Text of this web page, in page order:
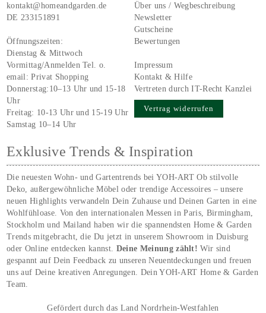
kontakt@homeandgarden.de
DE 233151891
Öffnungszeiten:
Dienstag & Mittwoch
Vormittag/Anmelden Tel. o.
email:Privat Shopping
Donnerstag:10–13 Uhr und 15-18
Uhr
Freitag: 10-13 Uhr und 15-19 Uhr
Samstag 10–14 Uhr
Über uns / Wegbeschreibung
Newsletter
Gutscheine
Bewertungen
Impressum
Kontakt & Hilfe
Vertreten durch IT-Recht Kanzlei
Vertrag widerrufen
Exklusive Trends & Inspiration
Die neuesten Wohn- und Gartentrends bei YOH‑ART Ob stilvolle
Deko, außergewöhnliche Möbel oder trendige Accessoires – unsere
neuen Highlights verwandeln Dein Zuhause und Deinen Garten in eine
Wohlfühloase. Von den internationalen Messen in Paris, Birmingham,
Stockholm und Mailand haben wir die spannendsten Home & Garden
Trends mitgebracht, die Du jetzt in unserem Showroom in Duisburg
oder Online entdecken kannst. Deine Meinung zählt!Wir sind
gespannt auf Dein Feedback zu unseren Neuentdeckungen und freuen
uns auf Deine kreativen Anregungen. Dein YOH‑ART Home & Garden
Team.
Gefördert durch das Land Nordrhein-Westfahlen